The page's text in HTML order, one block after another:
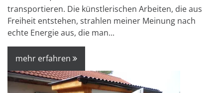
transportieren. Die künstlerischen Arbeiten, die aus
Freiheit entstehen, strahlen meiner Meinung nach
echte Energie aus, die man...
mehr erfahren